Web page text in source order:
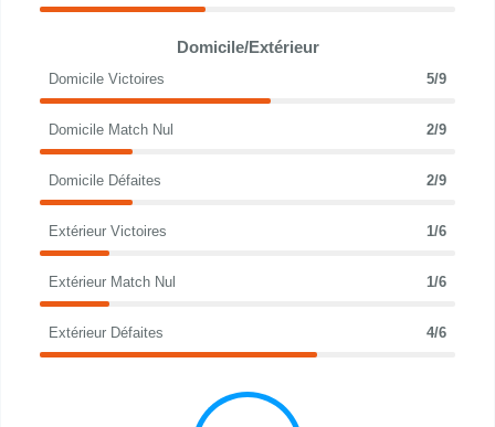
Domicile/Extérieur
Domicile Victoires 5/9
Domicile Match Nul 2/9
Domicile Défaites 2/9
Extérieur Victoires 1/6
Extérieur Match Nul 1/6
Extérieur Défaites 4/6